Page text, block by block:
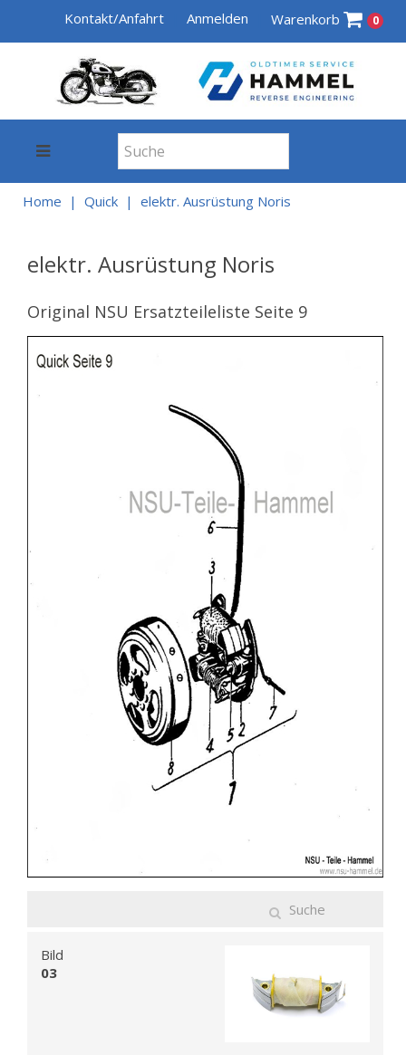
Kontakt/Anfahrt Anmelden Warenkorb 0
Home Quick elektr. Ausrüstung Noris
elektr. Ausrüstung Noris
Original NSU Ersatzteileliste Seite 9
Bild
03